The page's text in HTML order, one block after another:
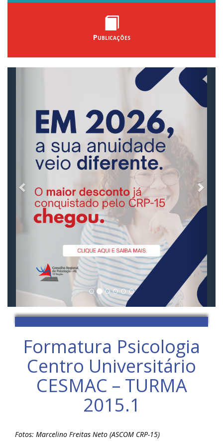
Publicações
Formatura Psicologia
Centro Universitário
CESMAC – TURMA
2015.1
Fotos: Marcelino Freitas Neto (ASCOM CRP-15)